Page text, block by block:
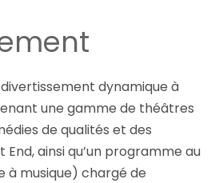
dynamique à
une gamme de théâtres
de qualités et des
ainsi qu’un programme au
à musique) chargé de